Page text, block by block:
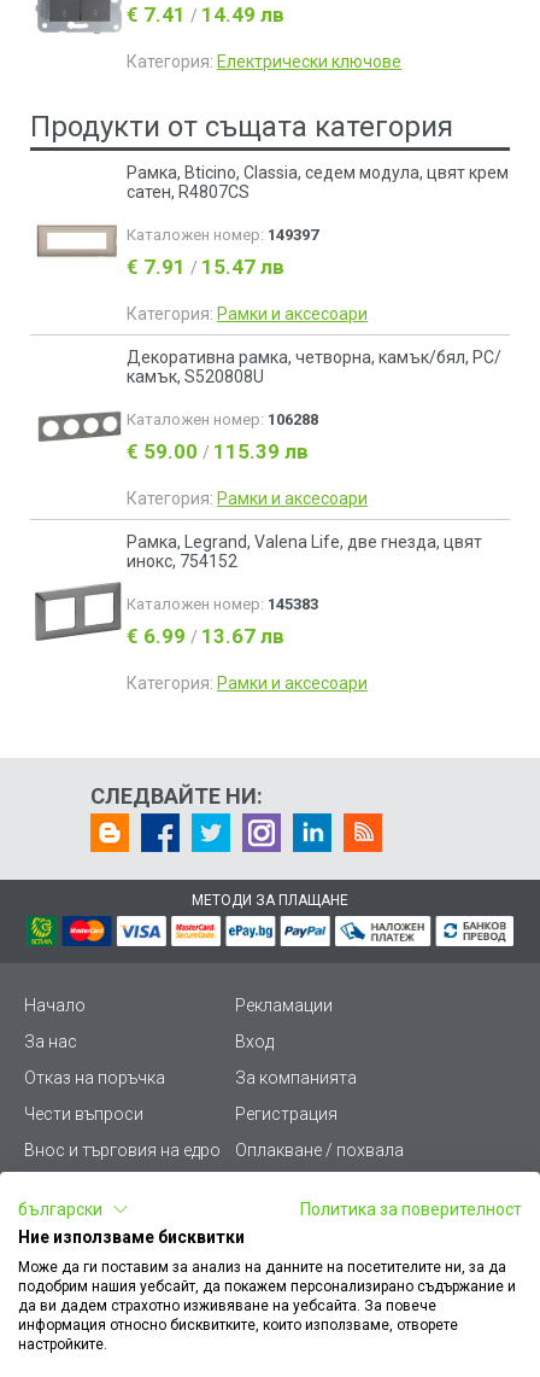
€ 7.41 / 14.49 лв
Категория: Електрически ключове
Продукти от същата категория
Рамка, Bticino, Classia, седем модула, цвят крем
сатен, R4807CS
Каталожен номер: 149397
€ 7.91 / 15.47 лв
Категория: Рамки и аксесоари
Декоративна рамка, четворна, камък/бял, PC/
камък, S520808U
Каталожен номер: 106288
€ 59.00 / 115.39 лв
Категория: Рамки и аксесоари
Рамка, Legrand, Valena Life, две гнезда, цвят
инокс, 754152
Каталожен номер: 145383
€ 6.99 / 13.67 лв
Категория: Рамки и аксесоари
СЛЕДВАЙТЕ НИ:
МЕТОДИ ЗА ПЛАЩАНЕ
Начало
Рекламации
За нас
Вход
Отказ на поръчка
За компанията
Чести въпроси
Регистрация
Внос и търговия на едро
Оплакване / похвала
Условия за ползване
Стани дистрибутор
Карта на сайта
Кариери
Как да намеря документ
към поръчка
Платформа за AРС
български
Политика за поверителност
Ние използваме бисквитки
Може да ги поставим за анализ на данните на посетителите ни, за да
подобрим нашия уебсайт, да покажем персонализирано съдържание и
да ви дадем страхотно изживяване на уебсайта. За повече
информация относно бисквитките, които използваме, отворете
настройките.